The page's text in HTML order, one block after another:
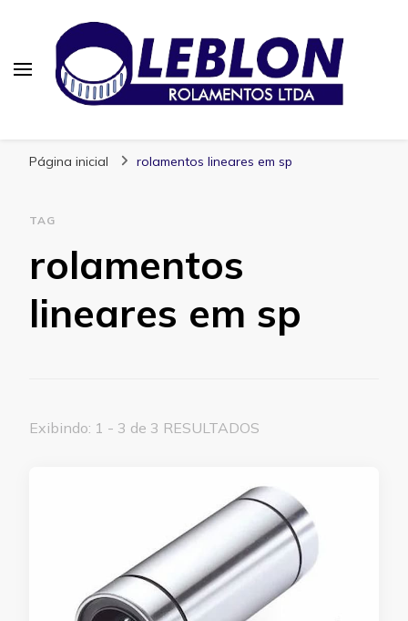
Página inicial rolamentos lineares em sp
TAG
rolamentos
lineares em sp
Exibindo: 1 - 3 de 3 RESULTADOS